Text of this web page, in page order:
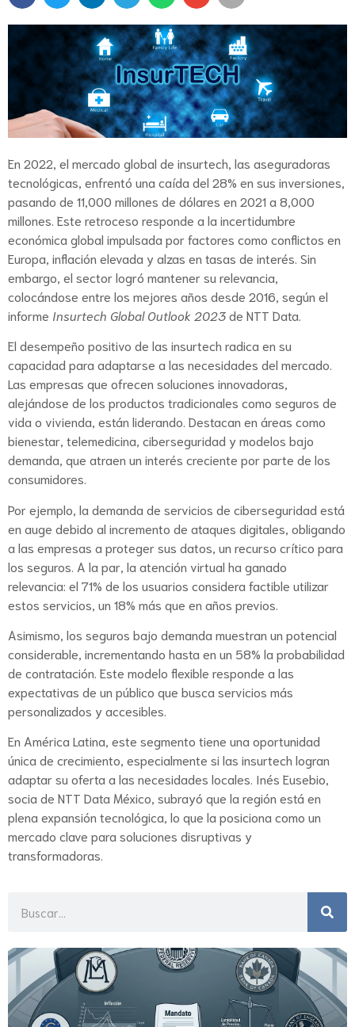
En 2022, el mercado global de insurtech, las aseguradoras
tecnológicas, enfrentó una caída del 28% en sus inversiones,
pasando de 11,000 millones de dólares en 2021 a 8,000
millones. Este retroceso responde a la incertidumbre
económica global impulsada por factores como conflictos en
Europa, inflación elevada y alzas en tasas de interés. Sin
embargo, el sector logró mantener su relevancia,
colocándose entre los mejores años desde 2016, según el
informe Insurtech Global Outlook 2023de NTT Data.
El desempeño positivo de las insurtech radica en su
capacidad para adaptarse a las necesidades del mercado.
Las empresas que ofrecen soluciones innovadoras,
alejándose de los productos tradicionales como seguros de
vida o vivienda, están liderando. Destacan en áreas como
bienestar, telemedicina, ciberseguridad y modelos bajo
demanda, que atraen un interés creciente por parte de los
consumidores.
Por ejemplo, la demanda de servicios de ciberseguridad está
en auge debido al incremento de ataques digitales, obligando
a las empresas a proteger sus datos, un recurso crítico para
los seguros. A la par, la atención virtual ha ganado
relevancia: el 71% de los usuarios considera factible utilizar
estos servicios, un 18% más que en años previos.
Asimismo, los seguros bajo demanda muestran un potencial
considerable, incrementando hasta en un 58% la probabilidad
de contratación. Este modelo flexible responde a las
expectativas de un público que busca servicios más
personalizados y accesibles.
En América Latina, este segmento tiene una oportunidad
única de crecimiento, especialmente si las insurtech logran
adaptar su oferta a las necesidades locales. Inés Eusebio,
socia de NTT Data México, subrayó que la región está en
plena expansión tecnológica, lo que la posiciona como un
mercado clave para soluciones disruptivas y
transformadoras​.